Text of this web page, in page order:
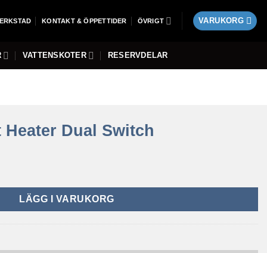
KONTAKT & ÖPPETTIDER ÖVRIGT VARUKORG
VATTENSKOTER RESERVDELAR
Heater Dual Switch
LÄGG I VARUKORG